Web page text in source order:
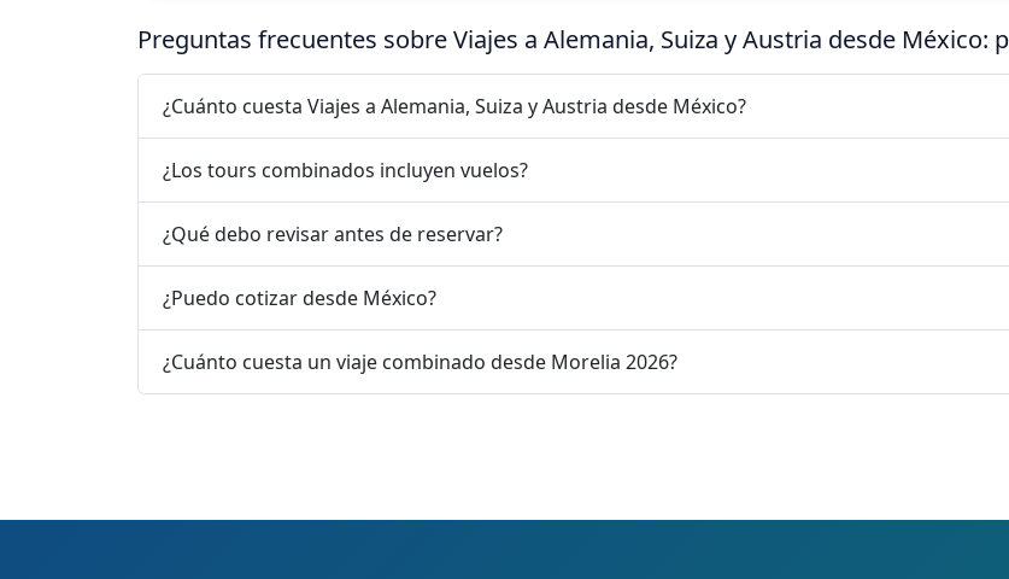
Preguntas frecuentes sobre Viajes a Alemania, Suiza y Austria desde México:
¿Cuánto cuesta Viajes a Alemania, Suiza y Austria desde México?
¿Los tours combinados incluyen vuelos?
¿Qué debo revisar antes de reservar?
¿Puedo cotizar desde México?
¿Cuánto cuesta un viaje combinado desde Morelia 2026?